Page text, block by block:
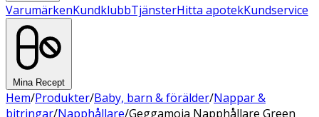
VarumärkenKundklubbTjänsterHitta apotekKundservice
Mina Recept
Hem/Produkter/Baby, barn & förälder/Nappar &
bitringar/Napphållare/Geggamoja Napphållare Green